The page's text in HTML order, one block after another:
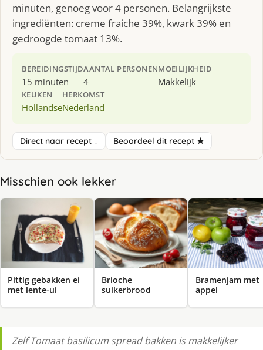
minuten, genoeg voor 4 personen. Belangrijkste
ingrediënten: creme fraiche 39%, kwark 39% en
gedroogde tomaat 13%.
BEREIDINGSTIJD
15 minuten
AANTAL PERSONEN
4
MOEILIJKHEID
Makkelijk
KEUKEN
Hollandse
HERKOMST
Nederland
Direct naar recept ↓ Beoordeel dit recept ★
Misschien ook lekker
Pittig gebakken ei
met lente-ui
Brioche
suikerbrood
Bramenjam met
appel
Zelf Tomaat basilicum spread bakken is makkelijker